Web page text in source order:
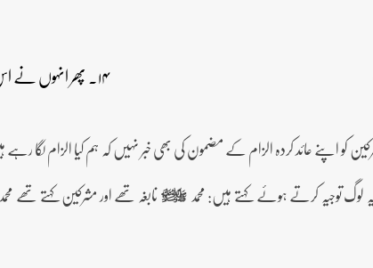
۱۴۔ پھر انہوں نے اس سے منہ پھیر لیا اور کہا: یہ تو تربیت یافتہ دیوانہ ہے۔
کو اپنے عائد کردہ الزام کے مضمون کی بھی خبر نہیں کہ ہم کیا الزام لگا
توجیہ کرتے ہوئے کہتے ہیں: محمد صلى‌الله‌عليه‌وآله‌وسلمنابغہ تھے اور مشرکین کہتے تھے محمد